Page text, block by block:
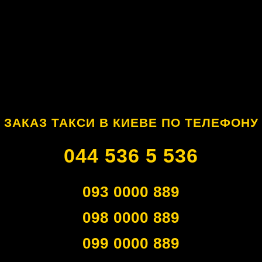
ЗАКАЗ ТАКСИ В КИЕВЕ ПО ТЕЛЕФОНУ
044 536 5 536
093 0000 889
098 0000 889
099 0000 889